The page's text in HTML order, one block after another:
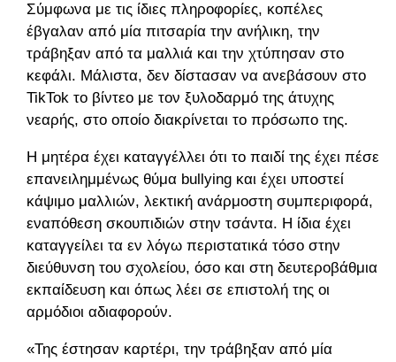
Σύμφωνα με τις ίδιες πληροφορίες, κοπέλες
έβγαλαν από μία πιτσαρία την ανήλικη, την
τράβηξαν από τα μαλλιά και την χτύπησαν στο
κεφάλι. Μάλιστα, δεν δίστασαν να ανεβάσουν στο
TikTok το βίντεο με τον ξυλοδαρμό της άτυχης
νεαρής, στο οποίο διακρίνεται το πρόσωπο της.
Η μητέρα έχει καταγγέλλει ότι το παιδί της έχει πέσει
επανειλημμένως θύμα bullying και έχει υποστεί
κάψιμο μαλλιών, λεκτική ανάρμοστη συμπεριφορά,
εναπόθεση σκουπιδιών στην τσάντα. Η ίδια έχει
καταγγείλει τα εν λόγω περιστατικά τόσο στην
διεύθυνση του σχολείου, όσο και στη δευτεροβάθμια
εκπαίδευση και όπως λέει σε επιστολή της οι
αρμόδιοι αδιαφορούν.
«Της έστησαν καρτέρι, την τράβηξαν από μία